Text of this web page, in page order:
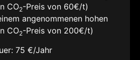
CO2-Preis von 60€/t)
angenommenen hohen
CO2-Preis von 200€/t)
75 €/Jahr